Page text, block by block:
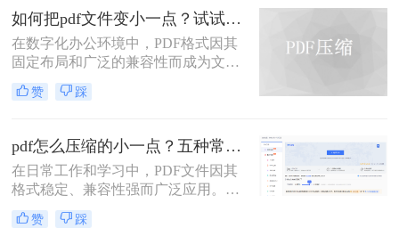
压缩PDF文件的方法，帮助您轻松解
决PDF文件过大的问题。
如何把pdf文件变小一点？试试这两种简单有效的方法压缩大小
在数字化办公环境中，PDF格式因其
固定布局和广泛的兼容性而成为文档
分享的理想选择。然而，当PDF文件
包含大量图像或复杂排版时，其体积
处理带来不便。那么如何把pdf文件变
小一点呢？本文将介绍两种简单有效
的方法来压缩PDF文件大小，帮助您
节省空间并提高工作效率。
赞 踩
pdf怎么压缩的小一点？五种常用有效方法详解！
在日常工作和学习中，PDF文件因其
格式稳定、兼容性强而广泛应用。然
而，PDF文件体积过大时，会带来诸
多不便，例如传输速度慢、存储空间
赞 踩